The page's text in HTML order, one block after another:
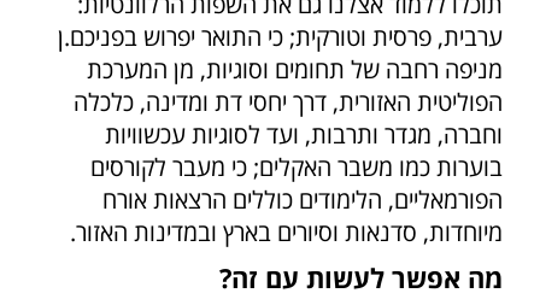
ערבית, פרסית וטורקית; כי התואר יפרוש בפניכם.ן
מניפה רחבה של תחומים וסוגיות, מן המערכת
הפוליטית האזורית, דרך יחסי דת ומדינה, כלכלה
וחברה, מגדר ותרבות, ועד לסוגיות עכשוויות
בוערות כמו משבר האקלים; כי מעבר לקורסים
הפורמאליים, הלימודים כוללים הרצאות אורח
מיוחדות, סדנאות וסיורים בארץ ובמדינות האזור.
מה אפשר לעשות עם זה?